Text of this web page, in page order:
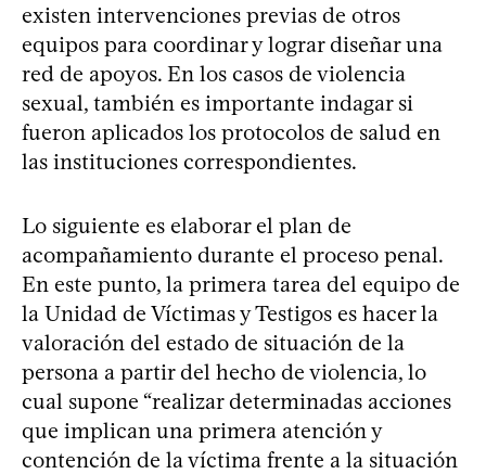
existen intervenciones previas de otros
equipos para coordinar y lograr diseñar una
red de apoyos. En los casos de violencia
sexual, también es importante indagar si
fueron aplicados los protocolos de salud en
las instituciones correspondientes.
Lo siguiente es elaborar el plan de
acompañamiento durante el proceso penal.
En este punto, la primera tarea del equipo de
la Unidad de Víctimas y Testigos es hacer la
valoración del estado de situación de la
persona a partir del hecho de violencia, lo
cual supone “realizar determinadas acciones
que implican una primera atención y
contención de la víctima frente a la situación